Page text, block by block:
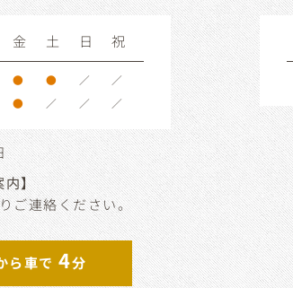
金 土 日
祝
● ● ／ ／
● ／ ／ ／
内】
ご連絡ください。
ら車で 4分